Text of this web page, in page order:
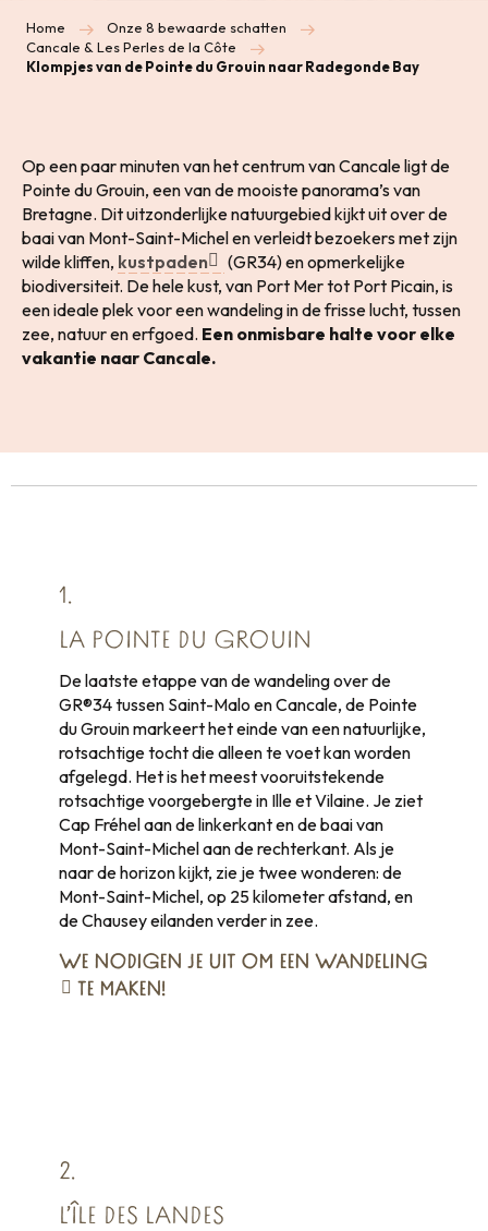
Home
Onze 8 bewaarde schatten
Cancale & Les Perles de la Côte
Klompjes van de Pointe du Grouin naar Radegonde Bay
Op een paar minuten van het centrum van Cancale ligt de
Pointe du Grouin, een van de mooiste panorama’s van
Bretagne. Dit uitzonderlijke natuurgebied kijkt uit over de
baai van Mont-Saint-Michel en verleidt bezoekers met zijn
wilde kliffen, kustpaden
(GR34) en opmerkelijke
biodiversiteit. De hele kust, van Port Mer tot Port Picain, is
een ideale plek voor een wandeling in de frisse lucht, tussen
zee, natuur en erfgoed. Een onmisbare halte voor elke
vakantie naar Cancale.
1.
LA POINTE DU GROUIN
De laatste etappe van de wandeling over de
GR®34 tussen Saint-Malo en Cancale, de Pointe
du Grouin markeert het einde van een natuurlijke,
rotsachtige tocht die alleen te voet kan worden
afgelegd. Het is het meest vooruitstekende
rotsachtige voorgebergte in Ille et Vilaine. Je ziet
Cap Fréhel aan de linkerkant en de baai van
Mont-Saint-Michel aan de rechterkant. Als je
naar de horizon kijkt, zie je twee wonderen: de
Mont-Saint-Michel, op 25 kilometer afstand, en
de Chausey eilanden verder in zee.
WE NODIGEN JE UIT OM EEN WANDELING
TE MAKEN!
2.
L’ÎLE DES LANDES